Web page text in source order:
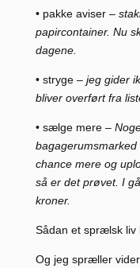
• pakke aviser –
papircontainer. Nu
dagene.
• stryge – jeg gider
bliver overført fra
• sælge mere –
chance mere og
så er det prøvet. I
kroner.
Sådan et sprælsk liv
Og jeg spræller